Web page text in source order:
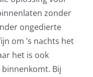
zonder
ongedierte
om ’s nachts het
het is ook
Bij